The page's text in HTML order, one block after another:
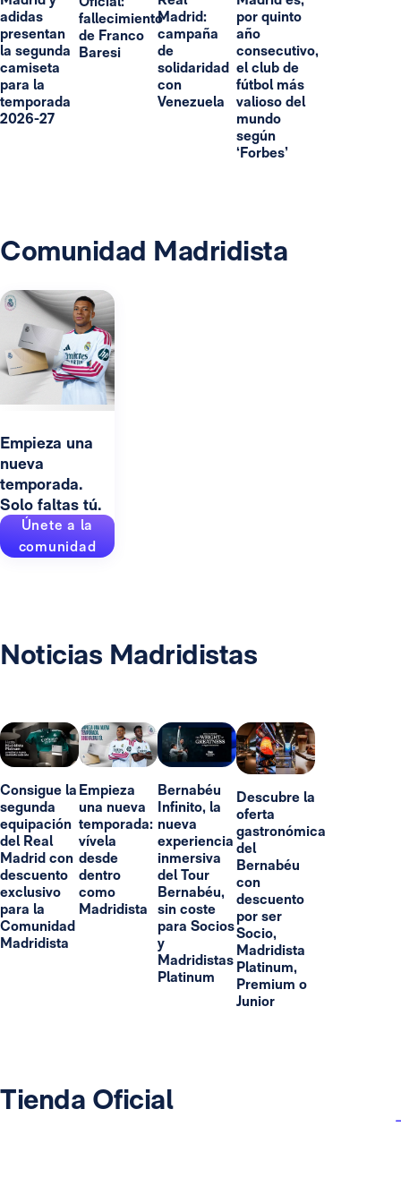
adidas
presentan
la segunda
camiseta
para la
temporada
2026-27
fallecimiento
de Franco
Baresi
Madrid:
campaña
de
solidaridad
con
Venezuela
por quinto
año
consecutivo,
el club de
fútbol más
valioso del
mundo
según
‘Forbes’
Comunidad Madridista
Empieza una
nueva
temporada.
Solo faltas tú.
Únete a la
comunidad
Noticias Madridistas
Consigue la
segunda
equipación
del Real
Madrid con
descuento
exclusivo
para la
Comunidad
Madridista
Empieza
una nueva
temporada:
vívela
desde
dentro
como
Madridista
Bernabéu
Infinito, la
nueva
experiencia
inmersiva
del Tour
Bernabéu,
sin coste
para Socios
y
Madridistas
Platinum
Descubre la
oferta
gastronómica
del
Bernabéu
con
descuento
por ser
Socio,
Madridista
Platinum,
Premium o
Junior
Tienda Oficial